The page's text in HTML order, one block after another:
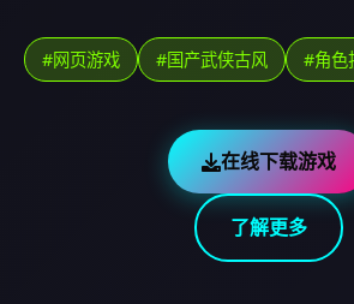
#网页游戏 #国产武侠古风 #角色
在线下载游戏
了解更多